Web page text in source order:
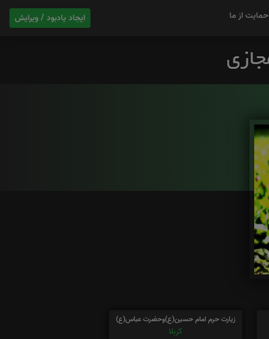
ایجاد یادبود / ویرایش حمایت از ما
زیارت حرم امام حسین(ع)وحضرت عباس(ع)
کربلا